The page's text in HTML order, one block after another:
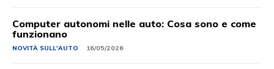
Computer autonomi nelle auto: Cosa sono e come
funzionano
NOVITÀ SULL'AUTO 16/05/2026